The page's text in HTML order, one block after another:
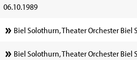
06.10.1989
Biel Solothurn, Theater Orchester Biel
Biel Solothurn, Theater Orchester Biel